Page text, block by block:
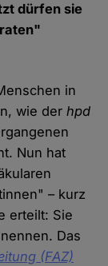
dürfen sie
in
wie derhpd
Nun hat
– kurz
erteilt: Sie
Das
(FAZ)